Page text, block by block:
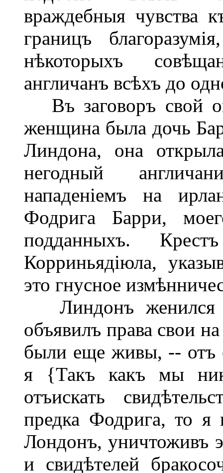
враждебныя чувства
границъ
нѣкоторыхъ
англичанъ всѣхъ до
Въ заговоръ свой
женщина была дочь
Линдона, она
негодный
нападеніемъ на
Фодрига Барри,
подданныхъ.
Корриньядіюла,
это гнусное
Линдонъ женился
объявилъ права свои
были еще живы, -- отъ
я {Такъ какъ мы
отъискать
предка Фодрига, то я
Лондонъ, уничтоживъ
и свидѣтелей